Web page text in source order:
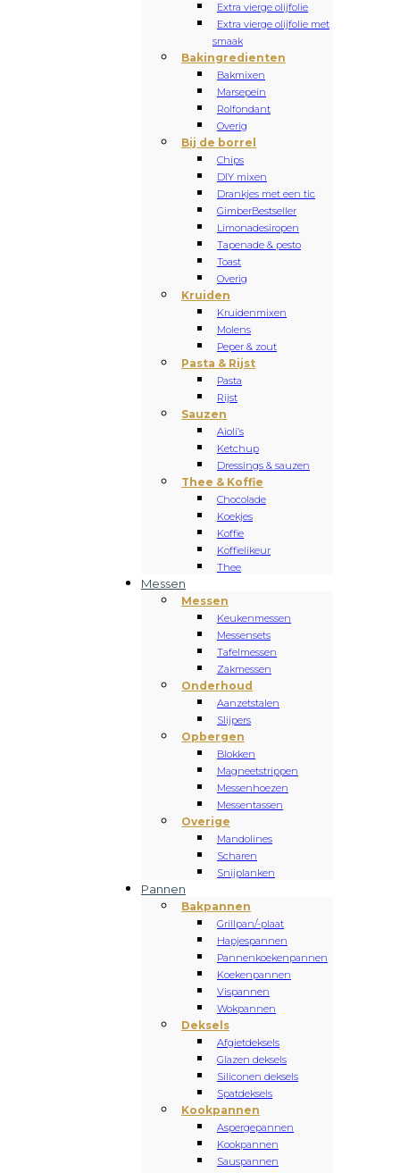
Extra vierge olijfolie
Extra vierge olijfolie met
smaak
Bakingredienten
Bakmixen
Marsepein
Rolfondant
Overig
Bij de borrel
Chips
DIY mixen
Drankjes met een tic
GimberBestseller
Limonadesiropen
Tapenade & pesto
Toast
Overig
Kruiden
Kruidenmixen
Molens
Peper & zout
Pasta & Rijst
Pasta
Rijst
Sauzen
Aioli’s
Ketchup
Dressings & sauzen
Thee & Koffie
Chocolade
Koekjes
Koffie
Koffielikeur
Thee
Messen
Messen
Keukenmessen
Messensets
Tafelmessen
Zakmessen
Onderhoud
Aanzetstalen
Slijpers
Opbergen
Blokken
Magneetstrippen
Messenhoezen
Messentassen
Overige
Mandolines
Scharen
Snijplanken
Pannen
Bakpannen
Grillpan/-plaat
Hapjespannen
Pannenkoekenpannen
Koekenpannen
Vispannen
Wokpannen
Deksels
Afgietdeksels
Glazen deksels
Siliconen deksels
Spatdeksels
Kookpannen
Aspergepannen
Kookpannen
Sauspannen